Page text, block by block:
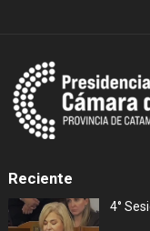
Reciente
4°